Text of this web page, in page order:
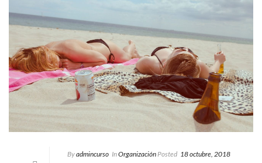
Byadmincurso InOrganización Posted 18 octubre, 2018